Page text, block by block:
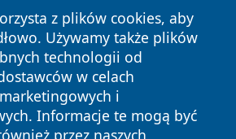
z plików cookies, aby
Używamy także plików
technologii od
w celach
i
Informacje te mogą być
przez naszych
Wszystkie prawa